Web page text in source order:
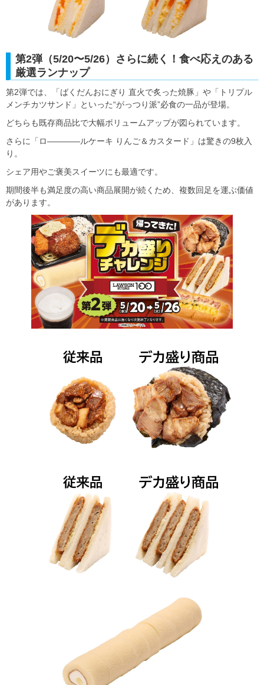
第2弾（5/20〜5/26）さらに続く！食べ応えのある
厳選ランナップ
第2弾では、「ばくだんおにぎり 直火で炙った焼豚」や「トリプル
メンチカツサンド」といった“がっつり派”必食の一品が登場。
どちらも既存商品比で大幅ボリュームアップが図られています。
さらに「ロ――――ルケーキ りんご＆カスタード」は驚きの9枚入
り。
シェア用やご褒美スイーツにも最適です。
期間後半も満足度の高い商品展開が続くため、複数回足を運ぶ価値
があります。